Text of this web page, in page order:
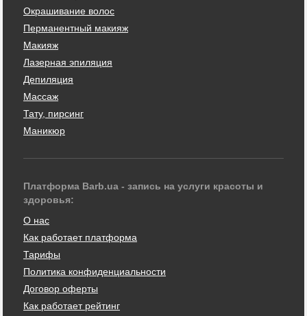
Окрашивание волос
Перманентный макияж
Макияж
Лазерная эпиляция
Депиляция
Массаж
Тату, пирсинг
Маникюр
Платформа Barb.ua - запись на услуги красоты и
здоровья:
О нас
Как работает платформа
Тарифы
Политика конфиденциальности
Договор оферты
Как работает рейтинг